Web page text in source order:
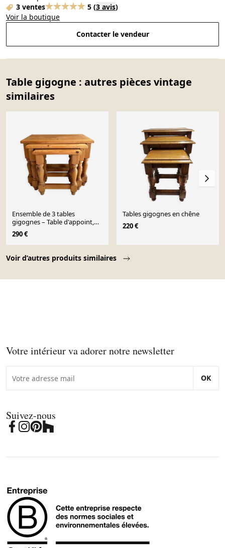
3 ventes
5 (3 avis)
Voir la boutique
Contacter le vendeur
Table gigogne : autres pièces vintage
similaires
Voir d’autres produits similaires
Ensemble de 3 tables
gigognes – Table d'appoint,
table basse, bois massif
290 €
Tables gigognes en chêne
220 €
Votre intérieur va adorer notre newsletter
OK
Suivez-nous